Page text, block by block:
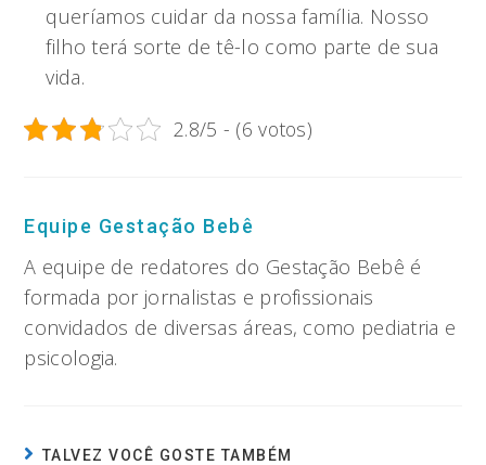
queríamos cuidar da nossa família. Nosso
filho terá sorte de tê-lo como parte de sua
vida.
2.8/5 - (6 votos)
Equipe Gestação Bebê
A equipe de redatores do Gestação Bebê é
formada por jornalistas e profissionais
convidados de diversas áreas, como pediatria e
psicologia.
TALVEZ VOCÊ GOSTE TAMBÉM